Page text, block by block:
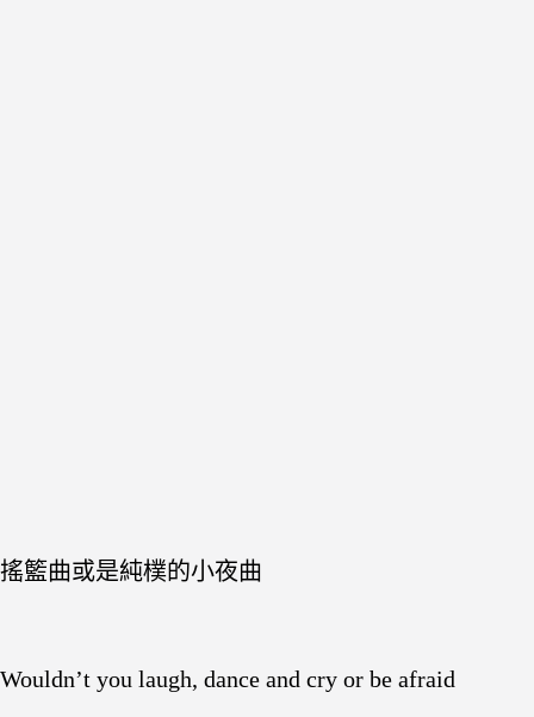
搖籃曲或是純樸的小夜曲
Wouldn’t you laugh, dance and cry or be afraid